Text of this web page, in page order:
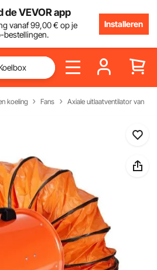
de VEVOR app
vanaf99,00€ op je
bestellingen.
Installeren
koeling Fans Axiale uitlaatventilator van de